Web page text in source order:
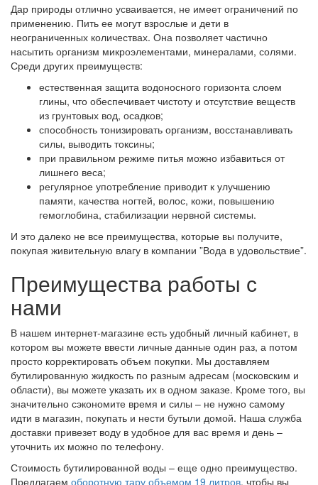
Дар природы отлично усваивается, не имеет ограничений по
применению. Пить ее могут взрослые и дети в
неограниченных количествах. Она позволяет частично
насытить организм микроэлементами, минералами, солями.
Среди других преимуществ:
естественная защита водоносного горизонта слоем
глины, что обеспечивает чистоту и отсутствие веществ
из грунтовых вод, осадков;
способность тонизировать организм, восстанавливать
силы, выводить токсины;
при правильном режиме питья можно избавиться от
лишнего веса;
регулярное употребление приводит к улучшению
памяти, качества ногтей, волос, кожи, повышению
гемоглобина, стабилизации нервной системы.
И это далеко не все преимущества, которые вы получите,
покупая живительную влагу в компании ”Вода в удовольствие”.
Преимущества работы с
нами
В нашем интернет-магазине есть удобный личный кабинет, в
котором вы можете ввести личные данные один раз, а потом
просто корректировать объем покупки. Мы доставляем
бутилированную жидкость по разным адресам (московским и
области), вы можете указать их в одном заказе. Кроме того, вы
значительно сэкономите время и силы – не нужно самому
идти в магазин, покупать и нести бутыли домой. Наша служба
доставки привезет воду в удобное для вас время и день –
уточнить их можно по телефону.
Стоимость бутилированной воды – еще одно преимущество.
Предлагаем оборотную тару объемом 19 литров, чтобы вы